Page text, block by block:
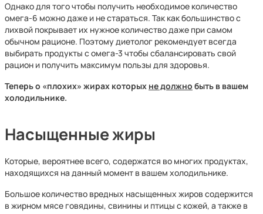
Однако для того чтобы получить необходимое количество
омега-6 можно даже и не стараться. Так как большинство с
лихвой покрывает их нужное количество даже при самом
обычном рационе. Поэтому диетолог рекомендует всегда
выбирать продукты с омега-3 чтобы сбалансировать свой
рацион и получить максимум пользы для здоровья.
Теперь о «плохих» жирах которых не должно быть в вашем
холодильнике.
Насыщенные жиры
Которые, вероятнее всего, содержатся во многих продуктах,
находящихся на данный момент в вашем холодильнике.
Большое количество вредных насыщенных жиров содержится
в жирном мясе говядины, свинины и птицы с кожей, а также в